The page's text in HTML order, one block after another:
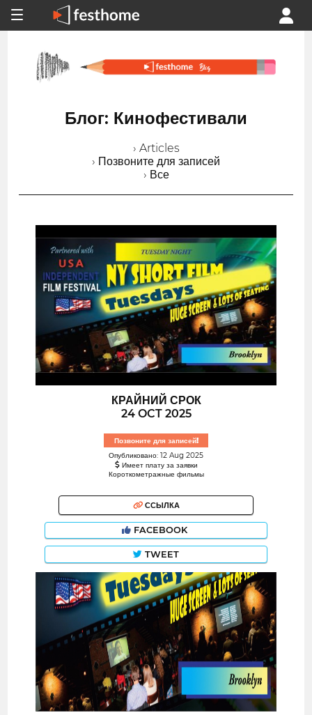
Блог: Кинофестивали
› Articles
› Позвоните для записей
› Все
КРАЙНИЙ СРОК
24 OCT 2025
Позвоните для записей!
Опубликовано: 12 Aug 2025
Имеет плату за заявки
Короткометражные фильмы
ССЫЛКА
FACEBOOK
TWEET